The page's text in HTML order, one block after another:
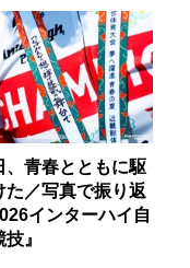
、青春とともに駆
た／写真で振り返
インターハイ自
』